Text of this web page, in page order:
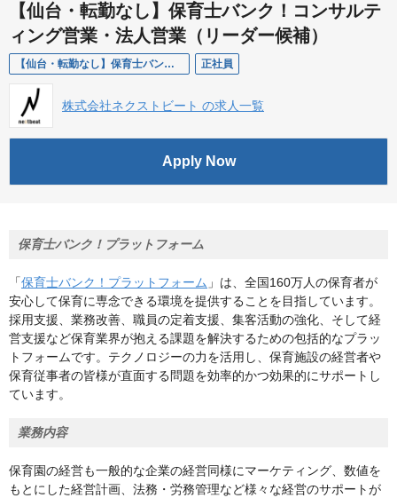
【仙台・転勤なし】保育士バンク！コンサルテ
ィング営業・法人営業（リーダー候補）
【仙台・転勤なし】保育士バンク！コンサルティング営業・法人営業（リーダー候補） 正社員
株式会社ネクストビート の求人一覧
Apply Now
保育士バンク！プラットフォーム
「保育士バンク！プラットフォーム 」は、全国160万人の保育者が
安心して保育に専念できる環境を提供することを目指しています。
採用支援、業務改善、職員の定着支援、集客活動の強化、そして経
営支援など保育業界が抱える課題を解決するための包括的なプラッ
トフォームです。テクノロジーの力を活用し、保育施設の経営者や
保育従事者の皆様が直面する問題を効率的かつ効果的にサポートし
ています。
業務内容
保育園の経営も一般的な企業の経営同様にマーケティング、数値を
もとにした経営計画、法務・労務管理など様々な経営のサポートが